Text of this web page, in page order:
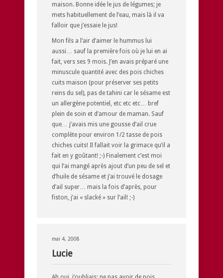
maison. Bonne idée le jus de légumes; je
mets habituellement de l’eau, mais là il va
falloir que j’essaie le jus!
Mon fils a l’air d’aimer le hummus lui
aussi… sauf la première fois où je lui en ai
fait, vers ses 9 mois. J’en avais préparé une
minuscule quantité avec des pois chiches
cuits maison (pour préserver ses petits
reins du sel), pas de tahini car le sésame est
un allergène potentiel, etc etc etc… bref
plein de soin et d’amour de maman. Sauf
que… j’avais mis une gousse d’ail crue
complète pour environ 1/2 tasse de pois
chiches cuits! Il fallait voir la grimace qu’il a
fait en y goûtant! ;-) Finalement c’est moi
qui l’ai mangé après ajout d’un peu de sel et
d’huile de sésame et j’ai trouvé le dosage
d’ail super… mais la fois d’après, pour
fiston, j’ai « slacké » sur l’ail! ;-)
mai 4, 2008
Lucie